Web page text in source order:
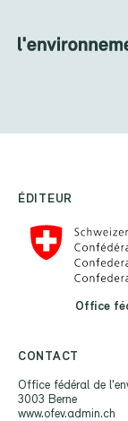
ÉDITEUR
Office
CONTACT
Office fédéral de
3003 Berne
www.ofev.admin.ch